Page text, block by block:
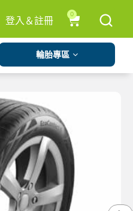
登入＆註冊
0
輪胎專區